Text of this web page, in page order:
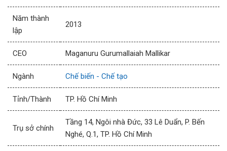
Năm thành
lập
2013
CEO Maganuru Gurumallaiah Mallikar
Ngành Chế biến - Chế tạo
Tỉnh/Thành TP. Hồ Chí Minh
Trụ sở chính
Tầng 14, Ngôi nhà Đức, 33 Lê Duẩn, P. Bến
Nghé, Q.1, TP. Hồ Chí Minh